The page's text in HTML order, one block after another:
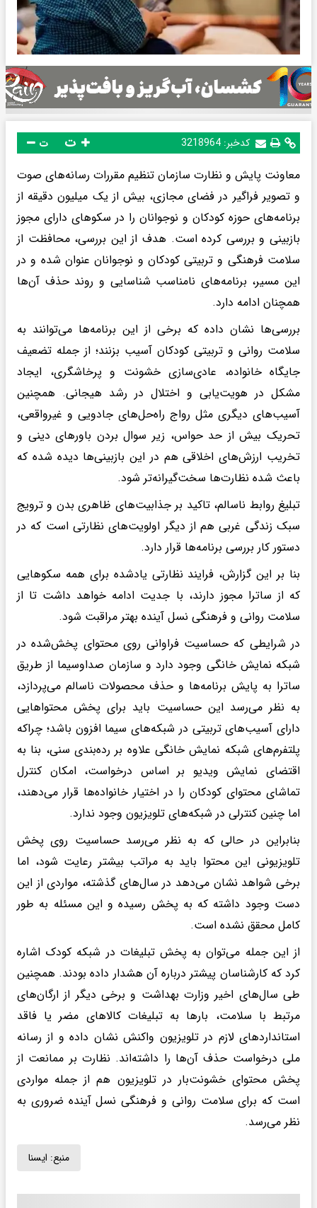
کدخبر: 3218964 ت
معاونت پایش و نظارت سازمان تنظیم مقررات رسانه‌های صوت
و تصویر فراگیر در فضای مجازی، بیش از یک میلیون دقیقه از
برنامه‌های حوزه کودکان و نوجوانان را در سکوهای دارای مجوز
بازبینی و بررسی کرده است. هدف از این بررسی، محافظت از
سلامت فرهنگی و تربیتی کودکان و نوجوانان عنوان شده و در
این مسیر، برنامه‌های نامناسب شناسایی و روند حذف آن‌ها
همچنان ادامه دارد.
بررسی‌ها نشان داده که برخی از این برنامه‌ها می‌توانند به
سلامت روانی و تربیتی کودکان آسیب بزنند؛ از جمله تضعیف
جایگاه خانواده، عادی‌سازی خشونت و پرخاشگری، ایجاد
مشکل در هویت‌یابی و اختلال در رشد هیجانی. همچنین
آسیب‌های دیگری مثل رواج راه‌حل‌های جادویی و غیرواقعی،
تحریک بیش از حد حواس، زیر سوال بردن باورهای دینی و
تخریب ارزش‌های اخلاقی هم در این بازبینی‌ها دیده شده که
باعث شده نظارت‌ها سخت‌گیرانه‌تر شود.
تبلیغ روابط ناسالم، تاکید بر جذابیت‌های ظاهری بدن و ترویج
سبک زندگی غربی هم از دیگر اولویت‌های نظارتی است که در
دستور کار بررسی برنامه‌ها قرار دارد.
بنا بر این گزارش، فرایند نظارتی یادشده برای همه سکوهایی
که از ساترا مجوز دارند، با جدیت ادامه خواهد داشت تا از
سلامت روانی و فرهنگی نسل آینده بهتر مراقبت شود.
در شرایطی که حساسیت فراوانی روی محتوای پخش‌شده در
شبکه نمایش خانگی وجود دارد و سازمان صداوسیما از طریق
ساترا به پایش برنامه‌ها و حذف محصولات ناسالم می‌پردازد،
به نظر می‌رسد این حساسیت باید برای پخش محتواهایی
دارای آسیب‌های تربیتی در شبکه‌های سیما افزون باشد؛ چراکه
پلتفرم‌های شبکه نمایش خانگی علاوه بر رده‌بندی سنی، بنا به
اقتضای نمایش ویدیو بر اساس درخواست، امکان کنترل
تماشای محتوای کودکان را در اختیار خانواده‌ها قرار می‌دهند،
اما چنین کنترلی در شبکه‌های تلویزیون وجود ندارد.
بنابراین در حالی که به نظر می‌رسد حساسیت روی پخش
تلویزیونی این محتوا باید به مراتب بیشتر رعایت شود، اما
برخی شواهد نشان می‌دهد در سال‌های گذشته، مواردی از این
دست وجود داشته که به پخش رسیده و این مسئله به طور
کامل محقق نشده است.
از این جمله می‌توان به پخش تبلیغات در شبکه کودک اشاره
کرد که کارشناسان پیشتر درباره آن هشدار داده بودند. همچنین
طی سال‌های اخیر وزارت بهداشت و برخی دیگر از ارگان‌های
مرتبط با سلامت، بارها به تبلیغات کالاهای مضر یا فاقد
استانداردهای لازم در تلویزیون واکنش نشان داده و از رسانه
ملی درخواست حذف آن‌ها را داشته‌اند. نظارت بر ممانعت از
پخش محتوای خشونت‌بار در تلویزیون هم از جمله مواردی
است که برای سلامت روانی و فرهنگی نسل آینده ضروری به
نظر می‌رسد.
منبع: ايسنا